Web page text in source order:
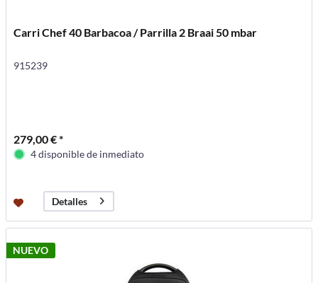
Carri Chef 40 Barbacoa / Parrilla 2 Braai 50 mbar
915239
279,00 € *
4 disponible de inmediato
Detalles
NUEVO